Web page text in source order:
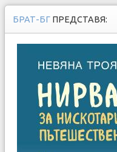
БРАТ-БГ ПРЕДСТАВЯ: